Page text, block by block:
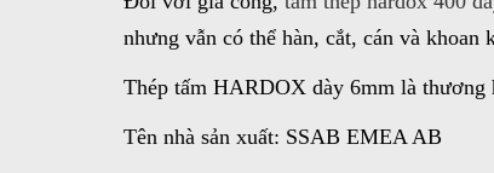
nhưng vẫn có thể hàn, cắt, cán và
Thép tấm HARDOX dày 6mm là thương
Tên nhà sản xuất: SSAB EMEA AB